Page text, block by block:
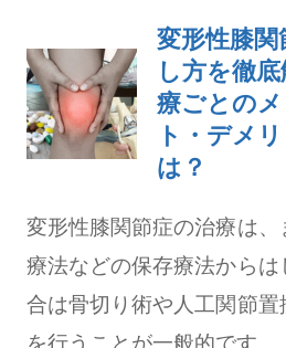
変形性膝関
し方を徹
療ごとの
ト・デメ
は？
変形性膝関節症の治療は
療法などの保存療法から
合は骨切り術や人工関節
を行うことが一般的です。...